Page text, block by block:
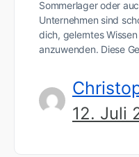
Sommerlager oder
Unternehmen sind
dich, gelerntes
anzuwenden. Diese
12. Juli